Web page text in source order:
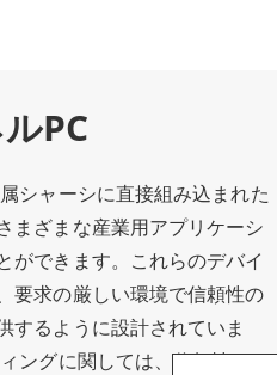
システムに簡単に統合するこ
ーティングのニーズに対する
ションとなっています。 さら
は、USB、イーサネット、
の接続オプションを提供し、
の接続を容易にします。その
力により、このデバイスは
ーションにも対応し、信頼性
PC
シャーシに直接組み込まれた
まざまな産業用アプリケーシ
ができます。これらのデバイ
要求の厳しい環境で信頼性の
するように設計されていま
ングに関しては、信頼性と耐